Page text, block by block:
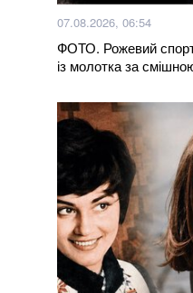
07.08.2026, 06:54
ФОТО. Рожевий
із молотка за